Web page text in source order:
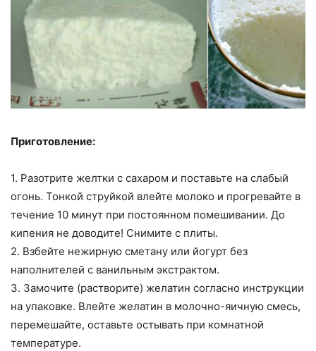
Приготовление:
1. Разотрите желтки с сахаром и поставьте на слабый
огонь. Тонкой струйкой влейте молоко и прогревайте в
течение 10 минут при постоянном помешивании. До
кипения не доводите! Снимите с плиты.
2. Взбейте нежирную сметану или йогурт без
наполнителей с ванильным экстрактом.
3. Замочите (растворите) желатин согласно инструкции
на упаковке. Влейте желатин в молочно-яичную смесь,
перемешайте, оставьте остывать при комнатной
температуре.